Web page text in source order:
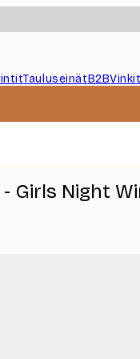
TauluseinätB2B
Girls Night